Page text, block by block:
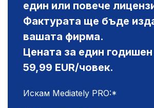
един или повече
Фактурата ще бъде
вашата фирма.
Цената за един
59,99 EUR/човек.
Искам Mediately PRO:*